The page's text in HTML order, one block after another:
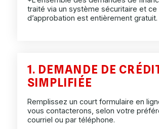
traité via un système sécuritaire et ce
d’approbation est entièrement gratuit.
1. DEMANDE DE
SIMPLIFIÉE
Remplissez un court formulaire en
vous contacterons, selon votre
courriel ou par téléphone.